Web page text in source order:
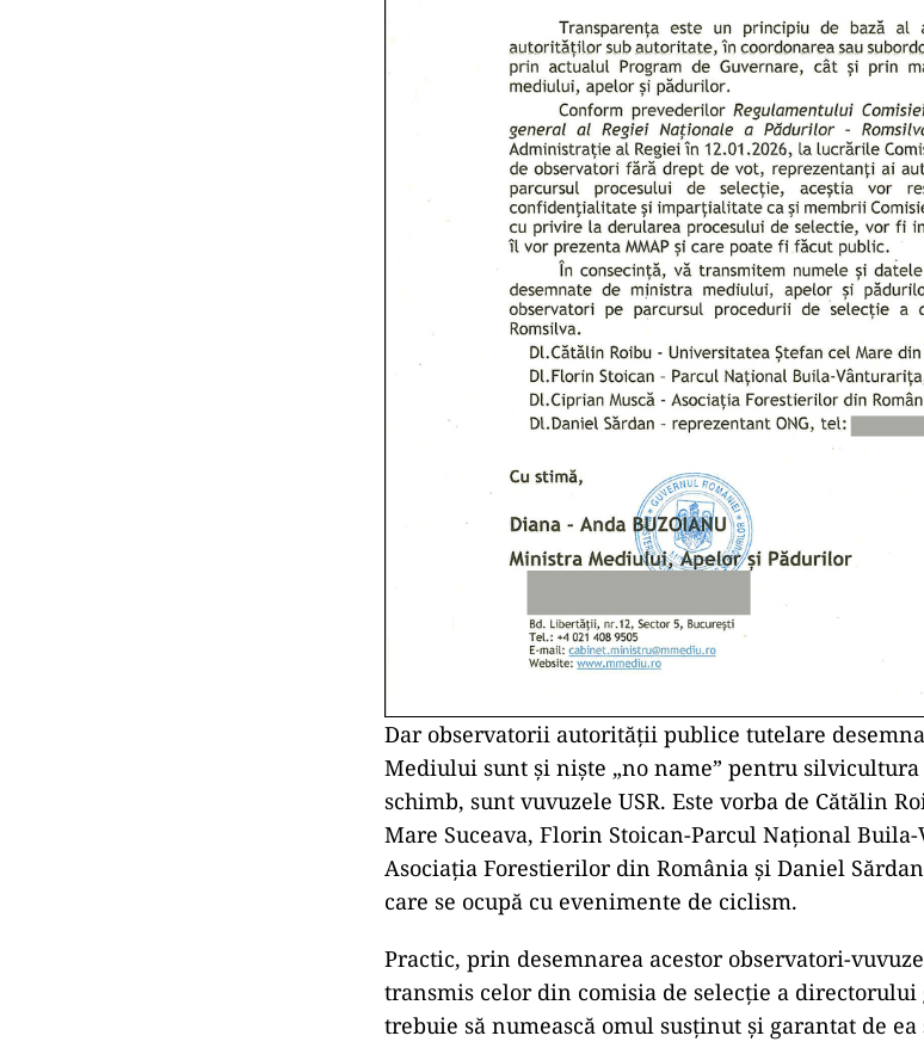
Dar observatorii autorității publice tutelare
Mediului sunt și niște „no name” pentru
schimb, sunt vuvuzele USR. Este vorba de Cătălin
Mare Suceava, Florin Stoican-Parcul Național
Asociația Forestierilor din România și Daniel
care se ocupă cu evenimente de ciclism.
Practic, prin desemnarea acestor observatori-
transmis celor din comisia de selecție a directorului
trebuie să numească omul susținut și garantat de